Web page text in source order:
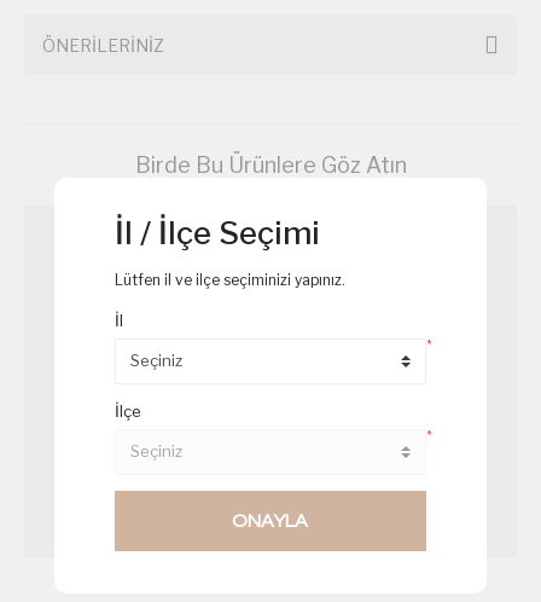
ÖNERİLERİNİZ
Birde Bu Ürünlere Göz Atın
İl / İlçe Seçimi
Lütfen il ve ilçe seçiminizi yapınız.
İl
*
İlçe
*
ONAYLA